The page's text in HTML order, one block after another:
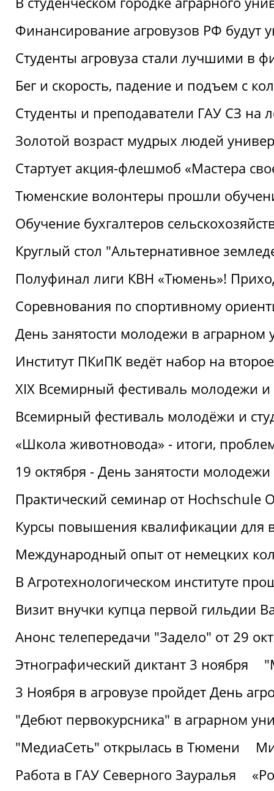
Финансирование агровузов РФ будут
Студенты агровуза стали лучшими в
Бег и скорость, падение и подъем с
Студенты и преподаватели ГАУ СЗ
Золотой возраст мудрых людей
Стартует акция-флешмоб «Мастера
Тюменские волонтеры прошли
Обучение бухгалтеров
Круглый стол "Альтернативное
Полуфинал лиги КВН «Тюмень»!
Соревнования по спортивному
День занятости молодежи в аграрном
Институт ПКиПК ведёт набор на
XIX Всемирный фестиваль молодежи
Всемирный фестиваль молодёжи и
«Школа животновода» - итоги,
19 октября - День занятости молодежи
Практический семинар от Hochschule
Курсы повышения квалификации для
Международный опыт от немецких
В Агротехнологическом институте
Визит внучки купца первой гильдии
Анонс телепередачи "Задело" от 29
Этнографический диктант 3 ноября
3 Ноября в агровузе пройдет День
"Дебют первокурсника" в аграрном
"МедиаСеть" открылась в Тюмени
Работа в ГАУ Северного Зауралья